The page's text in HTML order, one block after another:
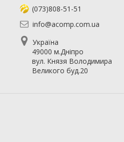
(073)808-51-51
info@acomp.com.ua
Україна
49000 м.Дніпро
вул. Князя Володимира
Великого буд.20